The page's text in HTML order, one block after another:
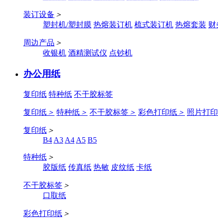
装订设备 ＞
塑封机/塑封膜 热熔装订机 梳式装订机 热熔套装 财
周边产品 ＞
收银机 酒精测试仪 点钞机
办公用纸
复印纸 特种纸 不干胶标签
复印纸 ＞ 特种纸 ＞ 不干胶标签 ＞ 彩色打印纸 ＞ 照片打
复印纸 ＞
B4 A3 A4 A5 B5
特种纸 ＞
胶版纸 传真纸 热敏 皮纹纸 卡纸
不干胶标签 ＞
口取纸
彩色打印纸 ＞